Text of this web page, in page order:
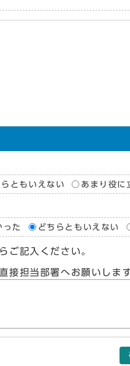
ともいえない あまり役に
った どちらともいえない
ご記入ください。
接担当部署へお願いしま